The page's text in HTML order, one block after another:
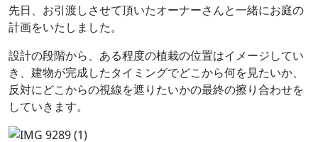
先日、お引渡しさせて頂いたオーナーさんと一緒にお庭の
計画をいたしました。
設計の段階から、ある程度の植栽の位置はイメージしてい
き、建物が完成したタイミングでどこから何を見たいか、
反対にどこからの視線を遮りたいかの最終の擦り合わせを
していきます。